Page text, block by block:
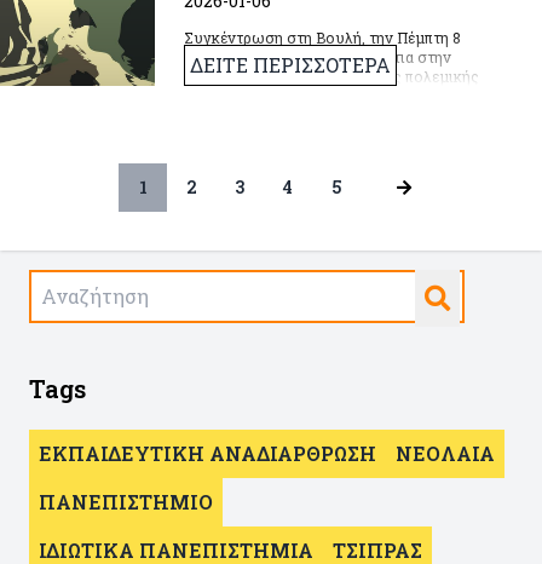
Συγκέντρωση στη Βουλή, την Πέμπτη 8
Ιανουαρίου, στις 6.30μμ Ενάντια στην
συνολικότερη κατεύθυνση της πολεμικής
ΔΕΙΤΕ ΠΕΡΙΣΣΟΤΕΡΑ
1 2 3 4 5
Tags
ΕΚΠΑΙΔΕΥΤΙΚΗ ΑΝΑΔΙΑΡΘΡΩΣΗ
ΝΕΟΛΑΙΑ
ΠΑΝΕΠΙΣΤΗΜΙΟ
ΙΔΙΩΤΙΚΑ ΠΑΝΕΠΙΣΤΗΜΙΑ
ΤΣΙΠΡΑΣ